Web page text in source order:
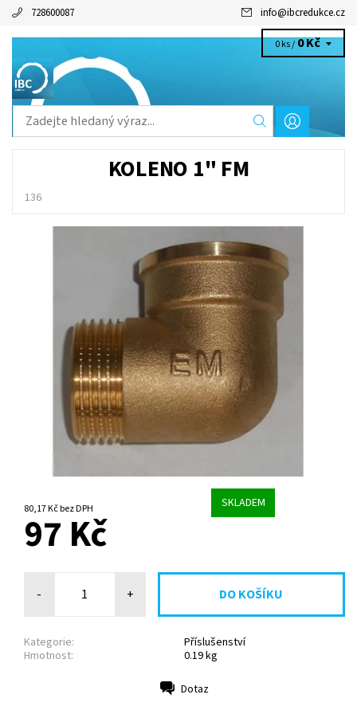
728600087 info@ibcredukce.cz
0 ks /0 Kč
KOLENO 1" FM
136
80,17 Kč bez DPH SKLADEM
97 Kč
- +
Kategorie:
Příslušenství
Hmotnost:
0.19 kg
Dotaz